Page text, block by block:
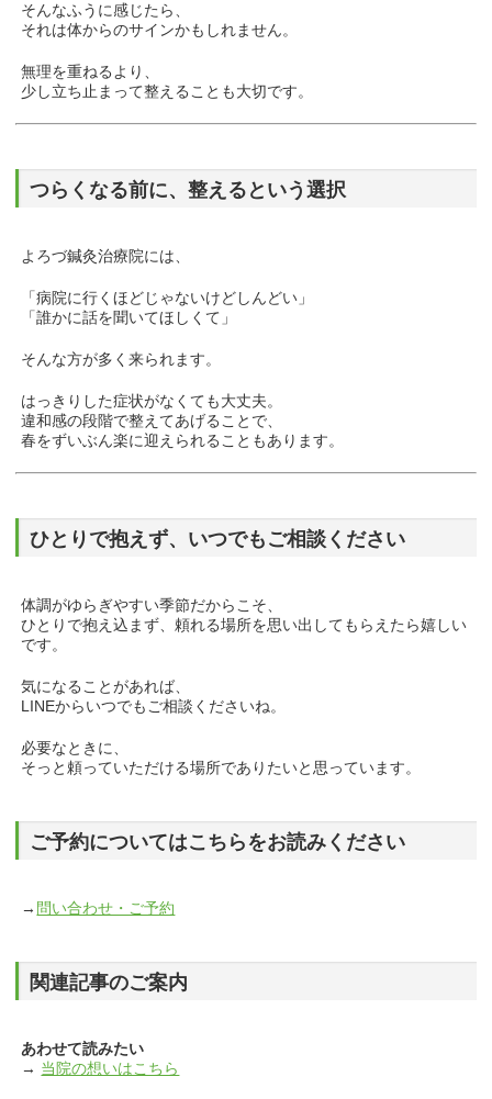
そんなふうに感じたら、
それは体からのサインかもしれません。
無理を重ねるより、
少し立ち止まって整えることも大切です。
つらくなる前に、整えるという選択
よろづ鍼灸治療院には、
「病院に行くほどじゃないけどしんどい」
「誰かに話を聞いてほしくて」
そんな方が多く来られます。
はっきりした症状がなくても大丈夫。
違和感の段階で整えてあげることで、
春をずいぶん楽に迎えられることもあります。
ひとりで抱えず、いつでもご相談ください
体調がゆらぎやすい季節だからこそ、
ひとりで抱え込まず、頼れる場所を思い出してもらえたら嬉しい
です。
気になることがあれば、
LINEからいつでもご相談くださいね。
必要なときに、
そっと頼っていただける場所でありたいと思っています。
ご予約についてはこちらをお読みください
→ 問い合わせ・ご予約
関連記事のご案内
あわせて読みたい
→ 当院の想いはこちら